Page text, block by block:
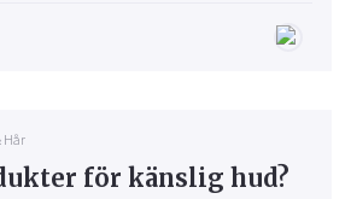
Hår
för känslig hud?